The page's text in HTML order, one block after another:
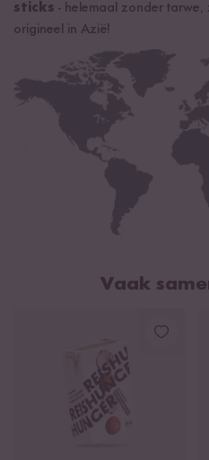
waarvan suikers
,
sticks - helemaal zonder
origineel in Azië!
Vaak